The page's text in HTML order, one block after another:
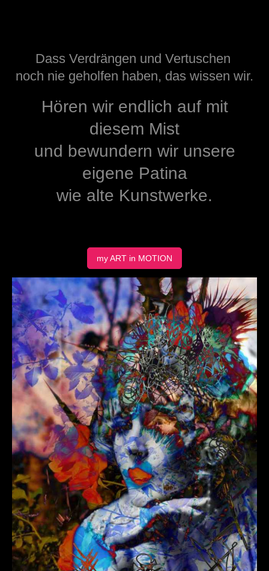
Dass Verdrängen und Vertuschen
noch nie geholfen haben, das wissen wir.
Hören wir endlich auf mit
diesem Mist
und bewundern wir unsere
eigene Patina
wie alte Kunstwerke.
my ART in MOTION